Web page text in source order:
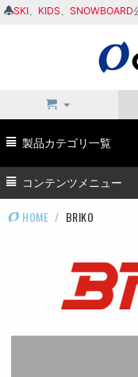
SKI KIDS SNOWBOARD
製品カテゴリ一覧
コンテンツメニュー
HOME / BRIKO